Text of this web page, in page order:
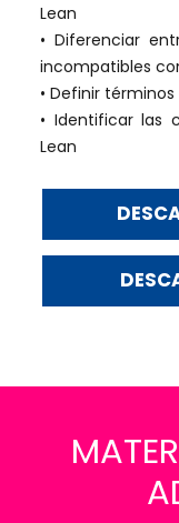
Lean
• Diferenciar
incompatibles
• Definir
• Identificar las
Lean